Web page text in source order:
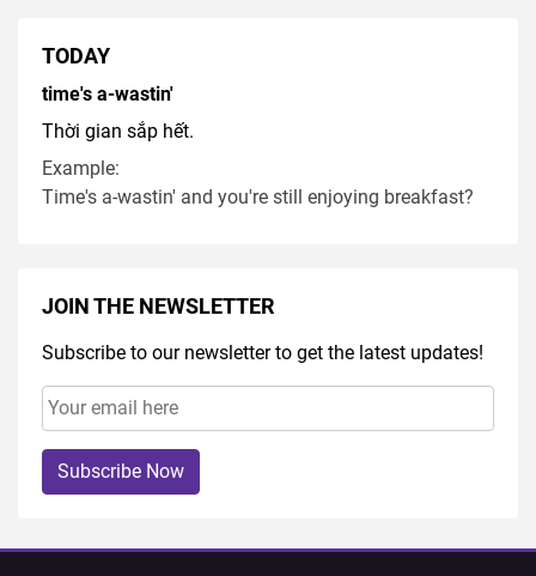
TODAY
time's a-wastin'
Thời gian sắp hết.
Example:
Time's a-wastin' and you're still enjoying breakfast?
JOIN THE NEWSLETTER
Subscribe to our newsletter to get the latest updates!
Subscribe Now